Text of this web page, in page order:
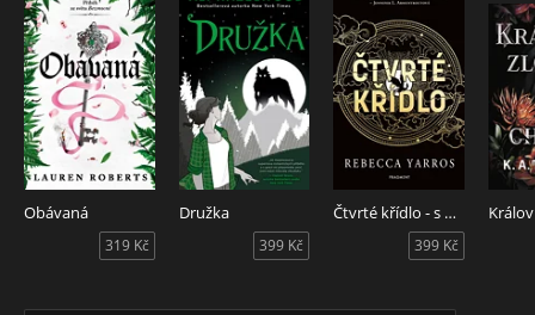
Obávaná
319 Kč
Družka
399 Kč
Čtvrté křídlo - s bonusovou kapitolou
399 Kč